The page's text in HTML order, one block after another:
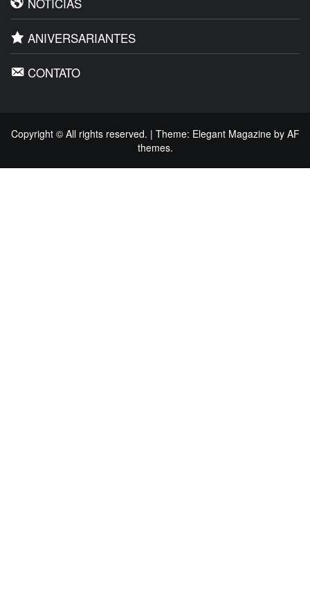
ANIVERSARIANTES
CONTATO
Copyright © All rights reserved. | Theme: Elegant Magazineby AF
themes.